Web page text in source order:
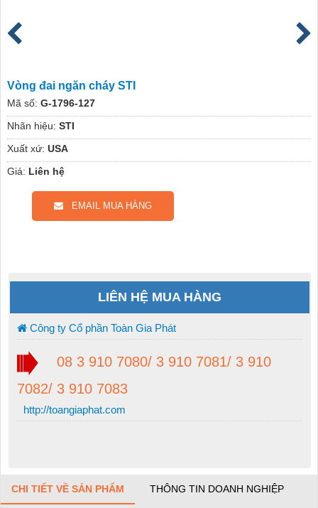
Vòng đai ngăn cháy STI
Mã số: G-1796-127
Nhãn hiệu: STI
Xuất xứ: USA
Giá: Liên hệ
EMAIL MUA HÀNG
LIÊN HỆ MUA HÀNG
Công ty Cổ phần Toàn Gia Phát
08 3 910 7080/ 3 910 7081/ 3 910
7082/ 3 910 7083
http://toangiaphat.com
CHI TIẾT VỀ SẢN PHẨM THÔNG TIN DOANH NGHIỆP